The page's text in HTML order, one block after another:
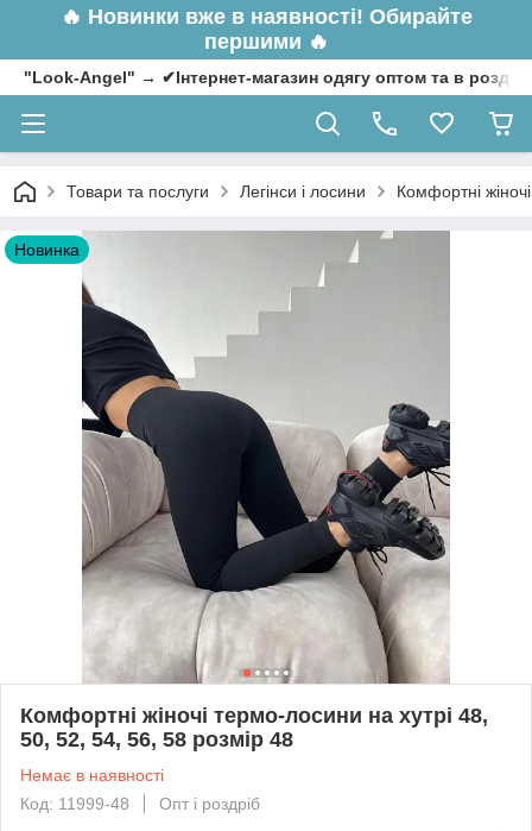
🔥 Новинки вже в наявності! Обирайте
першими 🔥
"Look-Angel" → ✔Інтернет-магазин одягу оптом та в
Товари та послуги Легінси і лосини Комфортні
Новинка
Комфортні жіночі термо-лосини на хутрі 48,
50, 52, 54, 56, 58 розмір 48
Немає в наявності
Код: 11999-48
Опт і роздріб